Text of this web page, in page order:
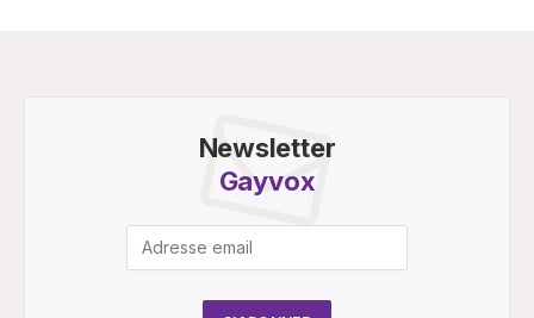
Newsletter
Gayvox